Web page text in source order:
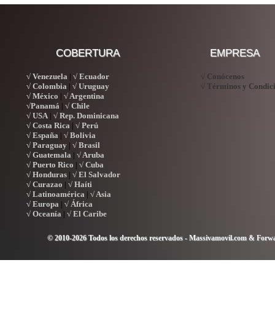
COBERTURA EMPRESA
√ Venezuela
√ Ecuador
√ Colombia
√ Uruguay
√ México
√ Argentina
√Panamá
√ Chile
√ USA| √ Rep. Dominicana
√ Costa Rica
√ Perú
√ España
√ Bolivia
√ Paraguay √ Brasil
√ Guatemala
√ Aruba
√ Puerto Rico
√ Cuba
√ Honduras √ El Salvador
√ Curazao
√ Haíti
√ Latinoamérica
√ Asia
√ Europa
√ África
√ Oceanía
√ El Caribe
√ Conócenos
√ Términos y
© 2010-2026 Todos los derechos reservados - Massivamovil.com &